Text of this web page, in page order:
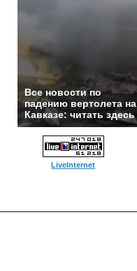
Все новости по
падению вертолета на
Кавказе: читать здесь
LiveInternet